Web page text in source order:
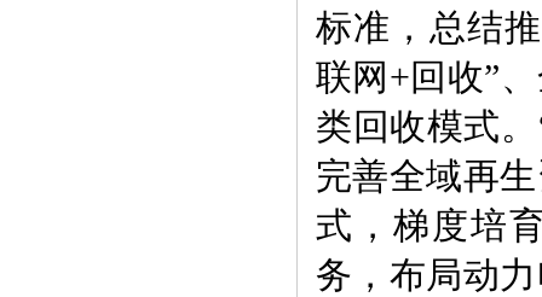
标准，总结
联网+回收”
类回收模式
完善全域再
式，梯度培
务，布局动